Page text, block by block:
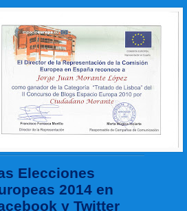
Elecciones
2014 en
y Twitter